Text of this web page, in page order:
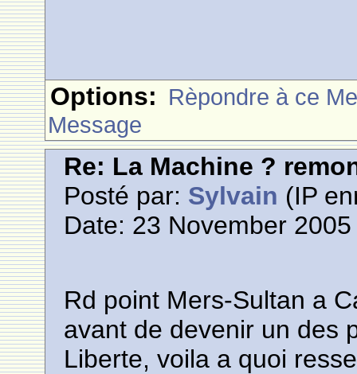
Options: Rèpondre à ce
Message
Re: La Machine ?
Posté par: Sylvain (IP
Date: 23 November
Rd point Mers-Sultan a
avant de devenir un des
Liberte, voila a quoi